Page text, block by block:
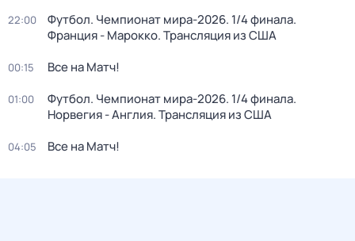
22:00
Футбол. Чемпионат мира-2026. 1/4 финала.
Франция - Марокко. Трансляция из США
00:15 Все на Матч!
01:00
Футбол. Чемпионат мира-2026. 1/4 финала.
Норвегия - Англия. Трансляция из США
04:05 Все на Матч!